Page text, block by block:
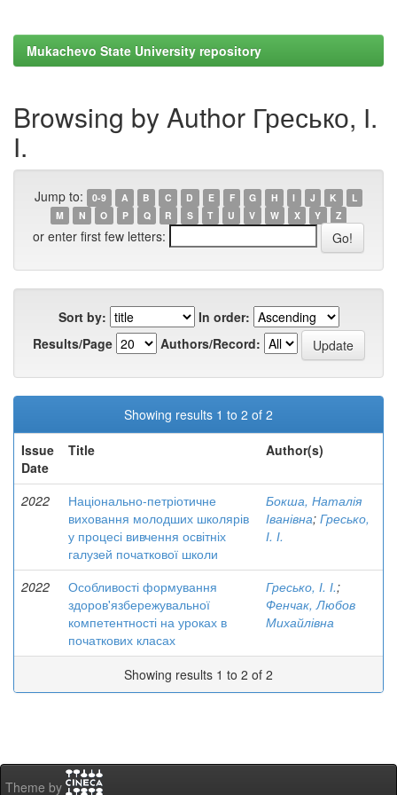
Mukachevo State University repository
Browsing by Author Гресько, І.
І.
Jump to: 0-9 A B C D E F G H I J K
L
M
N O P Q R S T U V W X Y Z
or enter first few letters:
Sort by:
In order:
Results/Page
Authors/Record:
Showing results 1 to 2 of 2
Issue
Date
Title Author(s)
2022
Національно-петріотичне
виховання молодших школярів
у процесі вивчення освітніх
галузей початкової школи
Бокша, Наталія
Іванівна; Гресько,
І. І.
2022
Особливості формування
здоров'язбережувальної
компетентності на уроках в
початкових класах
Гресько, І. І.;
Фенчак, Любов
Михайлівна
Showing results 1 to 2 of 2
Theme by